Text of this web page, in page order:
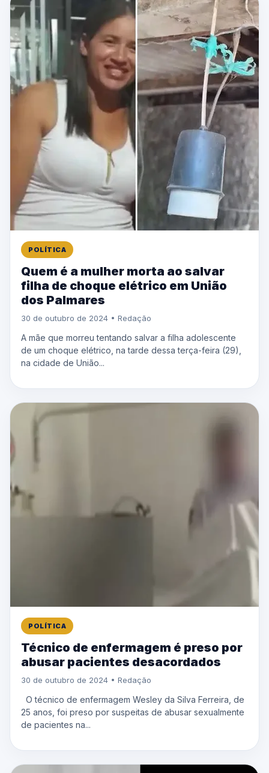
POLÍTICA
Quem é a mulher morta ao salvar
filha de choque elétrico em União
dos Palmares
30 de outubro de 2024 • Redação
A mãe que morreu tentando salvar a filha adolescente
de um choque elétrico, na tarde dessa terça-feira (29),
na cidade de União...
POLÍTICA
Técnico de enfermagem é preso por
abusar pacientes desacordados
30 de outubro de 2024 • Redação
O técnico de enfermagem Wesley da Silva Ferreira, de
25 anos, foi preso por suspeitas de abusar sexualmente
de pacientes na...